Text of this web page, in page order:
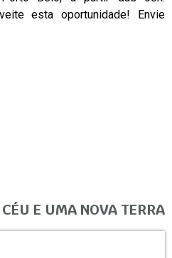
esta oportunidade! Envie
E UMA NOVA TERRA